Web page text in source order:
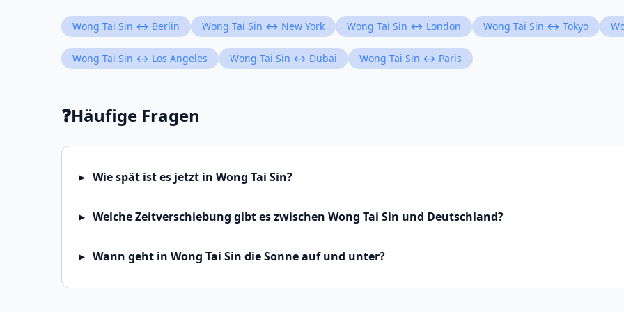
Wong Tai Sin ↔ Berlin Wong Tai Sin ↔ New York Wong Tai Sin ↔ London Wong Tai Sin ↔ Tokyo
Wong Tai Sin ↔ Los Angeles Wong Tai Sin ↔ Dubai Wong Tai Sin ↔ Paris
❓Häufige Fragen
Wie spät ist es jetzt in Wong Tai Sin?
Welche Zeitverschiebung gibt es zwischen Wong Tai Sin und Deutschland?
Wann geht in Wong Tai Sin die Sonne auf und unter?